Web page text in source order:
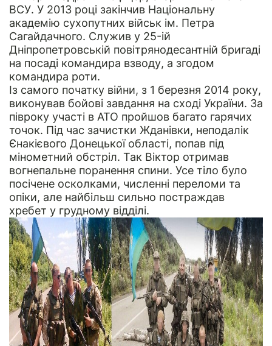
ВСУ. У 2013 році закінчив Національну
академію сухопутних військ ім. Петра
Сагайдачного. Служив у 25-ій
Дніпропетровській повітрянодесантній бригаді
на посаді командира взводу, а згодом
командира роти.
Із самого початку війни, з 1 березня 2014 року,
виконував бойові завдання на сході України. За
півроку участі в АТО пройшов багато гарячих
точок. Під час зачистки Жданівки, неподалік
Єнакієвого Донецької області, попав під
мінометний обстріл. Так Віктор отримав
вогнепальне поранення спини. Усе тіло було
посічене осколками, численні переломи та
опіки, але найбільш сильно постраждав
хребет у грудному відділі.